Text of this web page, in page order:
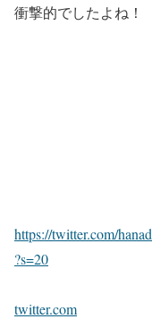
衝撃的でしたよね！
https://twitter.com/
?s=20
twitter.com